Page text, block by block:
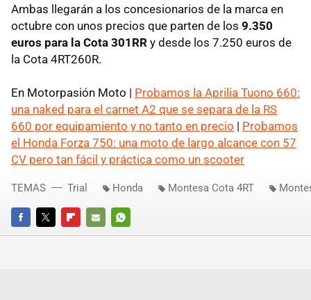
Ambas llegarán a los concesionarios de la marca en
octubre con unos precios que parten de los 9.350
euros para la Cota 301RR y desde los 7.250 euros de
la Cota 4RT260R.
En Motorpasión Moto | Probamos la Aprilia Tuono 660:
una naked para el carnet A2 que se separa de la RS
660 por equipamiento y no tanto en precio | Probamos
el Honda Forza 750: una moto de largo alcance con 57
CV pero tan fácil y práctica como un scooter
FACEBOOKTWITTERFLIPBOARD
E-
WHATSAPP
TEMAS Trial Honda Montesa Cota 4RT